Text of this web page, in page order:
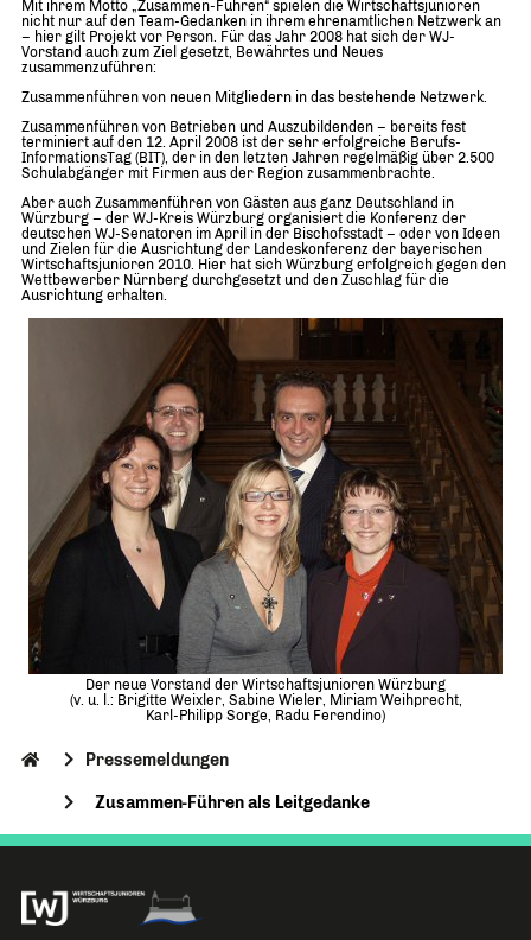
Mit ihrem Motto „Zusammen-Führen“ spielen die Wirtschaftsjunioren
nicht nur auf den Team-Gedanken in ihrem ehrenamtlichen Netzwerk an
– hier gilt Projekt vor Person. Für das Jahr 2008 hat sich der WJ-
Vorstand auch zum Ziel gesetzt, Bewährtes und Neues
zusammenzuführen:
Zusammenführen von neuen Mitgliedern in das bestehende Netzwerk.
Zusammenführen von Betrieben und Auszubildenden – bereits fest
terminiert auf den 12. April 2008 ist der sehr erfolgreiche Berufs-
InformationsTag (BIT), der in den letzten Jahren regelmäßig über 2.500
Schulabgänger mit Firmen aus der Region zusammenbrachte.
Aber auch Zusammenführen von Gästen aus ganz Deutschland in
Würzburg – der WJ-Kreis Würzburg organisiert die Konferenz der
deutschen WJ-Senatoren im April in der Bischofsstadt – oder von Ideen
und Zielen für die Ausrichtung der Landeskonferenz der bayerischen
Wirtschaftsjunioren 2010. Hier hat sich Würzburg erfolgreich gegen den
Wettbewerber Nürnberg durchgesetzt und den Zuschlag für die
Ausrichtung erhalten.
Der neue Vorstand der Wirtschaftsjunioren Würzburg
(v. u. l.: Brigitte Weixler, Sabine Wieler, Miriam Weihprecht,
Karl-Philipp Sorge, Radu Ferendino)
Pressemeldungen
Zusammen-Führen als Leitgedanke